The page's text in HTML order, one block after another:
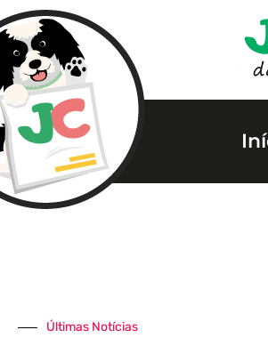
Últimas Notícias